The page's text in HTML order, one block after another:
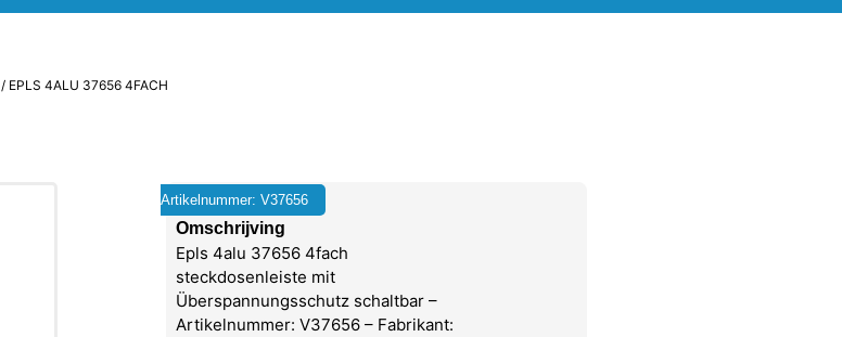
/ EPLS 4ALU 37656 4FACH
Artikelnummer: V37656
Omschrijving
Epls 4alu 37656 4fach
steckdosenleiste mit
Überspannungsschutz schaltbar –
Artikelnummer: V37656 – Fabrikant: